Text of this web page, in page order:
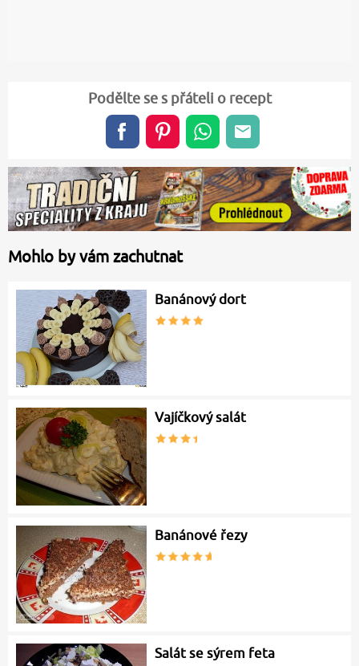
Podělte se s přáteli o recept
Mohlo by vám zachutnat
Banánový dort
Vajíčkový salát
Banánové řezy
Salát se sýrem feta